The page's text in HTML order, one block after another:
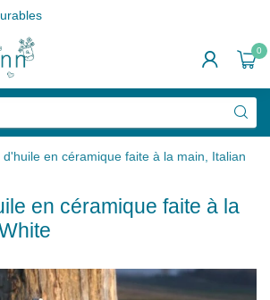
0
d'huile en céramique faite à la main, Italian
en céramique faite à la